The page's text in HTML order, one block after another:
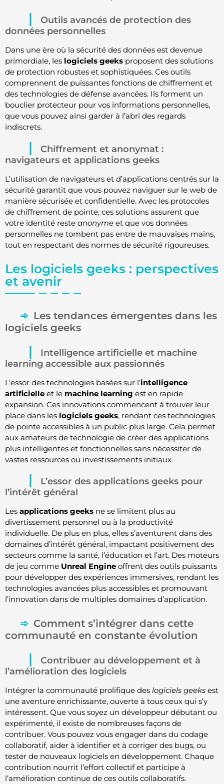
Outils avancés de protection des
données personnelles
Dans une ère où la sécurité des données est devenue
primordiale, les logiciels geeks proposent des solutions
de protection robustes et sophistiquées. Ces outils
comprennent de puissantes fonctions de chiffrement et
des technologies de défense avancées. Ils forment un
bouclier protecteur pour vos informations personnelles,
que vous pouvez ainsi garder à l’abri des regards
indiscrets.
Chiffrement et anonymat :
navigateurs et applications geeks
L’utilisation de navigateurs et d’applications centrés sur la
sécurité garantit que vous pouvez naviguer sur le web de
manière sécurisée et confidentielle. Avec les protocoles
de chiffrement de pointe, ces solutions assurent que
votre identité reste anonyme et que vos données
personnelles ne tombent pas entre de mauvaises mains,
tout en respectant des normes de sécurité rigoureuses.
Les logiciels geeks : perspectives
et avenir
Les tendances émergentes dans les
logiciels geeks
Intelligence artificielle et machine
learning accessible aux passionnés
L’essor des technologies basées sur l’intelligence
artificielle et le machine learning est en rapide
expansion. Ces innovations commencent à trouver leur
place dans les logiciels geeks, rendant ces technologies
de pointe accessibles à un public plus large. Cela permet
aux amateurs de technologie de créer des applications
plus intelligentes et fonctionnelles sans nécessiter de
vastes ressources ou investissements initiaux.
L’essor des applications geeks pour
l’intérêt général
Les applications geeks ne se limitent plus au
divertissement personnel ou à la productivité
individuelle. De plus en plus, elles s’aventurent dans des
domaines d’intérêt général, impactant positivement des
secteurs comme la santé, l’éducation et l’art. Des moteurs
de jeu comme Unreal Engine offrent des outils puissants
pour développer des expériences immersives, rendant les
technologies avancées plus accessibles et promouvant
l’innovation dans de multiples domaines d’application.
Comment s’intégrer dans cette
communauté en constante évolution
Contribuer au développement et à
l’amélioration des logiciels
Intégrer la communauté prolifique des logiciels geeks est
une aventure enrichissante, ouverte à tous ceux qui s’y
intéressent. Que vous soyez un développeur débutant ou
expérimenté, il existe de nombreuses façons de
contribuer. Vous pouvez vous engager dans du codage
collaboratif, aider à identifier et à corriger des bugs, ou
tester de nouveaux logiciels en développement. Chaque
contribution nourrit l’effort collectif et participe à
l’amélioration continue de ces outils collaboratifs.